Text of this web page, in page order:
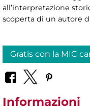
all’interpretazione
scoperta di un autore
Gratis con la MIC
Informazioni